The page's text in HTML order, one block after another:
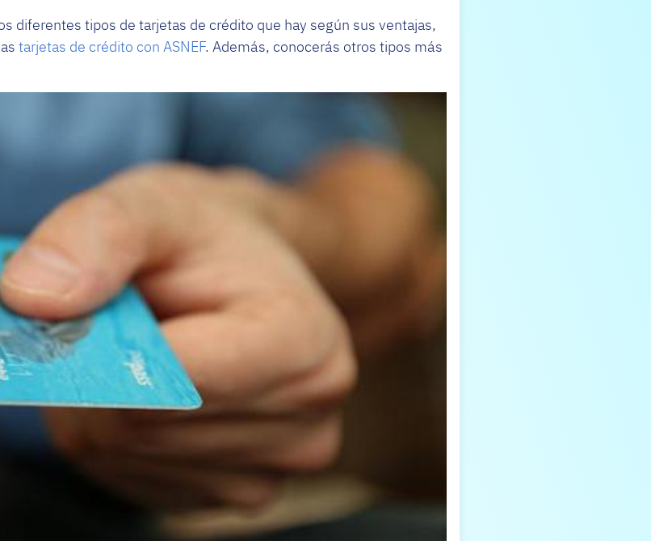
diferentes tipos de tarjetas de crédito que hay según sus ventajas,
tarjetas de crédito con ASNEF. Además, conocerás otros tipos más